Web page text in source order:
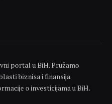
portal u BiH. Pružamo
biznisa i finansija.
o investicijama u BiH.